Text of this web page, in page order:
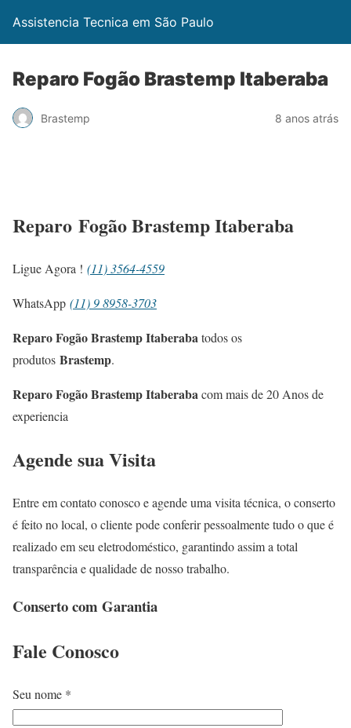
Assistencia Tecnica em São Paulo
Reparo Fogão Brastemp Itaberaba
Brastemp 8 anos atrás
Reparo Fogão Brastemp Itaberaba
Ligue Agora ! (11) 3564-4559
WhatsApp (11) 9 8958-3703
Reparo Fogão Brastemp Itaberabatodos os
produtos Brastemp.
Reparo Fogão Brastemp Itaberabacom mais de 20 Anos de
experiencia
Agende sua Visita
Entre em contato conosco e agende uma visita técnica, o conserto
é feito no local, o cliente pode conferir pessoalmente tudo o que é
realizado em seu eletrodoméstico, garantindo assim a total
transparência e qualidade de nosso trabalho.
Conserto com Garantia
Fale Conosco
Seu nome *